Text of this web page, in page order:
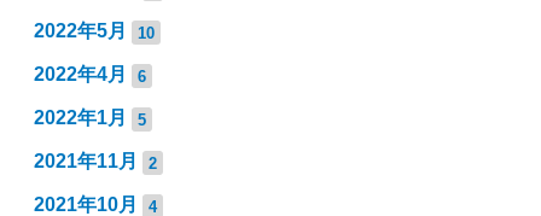
2022年5月 10
2022年4月 6
2022年1月 5
2021年11月 2
2021年10月 4